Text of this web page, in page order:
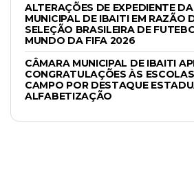
ALTERAÇÕES DE EXPEDIENTE
MUNICIPAL DE IBAITI EM RAZÃO
SELEÇÃO BRASILEIRA DE
MUNDO DA FIFA 2026
CÂMARA MUNICIPAL DE IBAITI
CONGRATULAÇÕES ÀS
CAMPO POR DESTAQUE
ALFABETIZAÇÃO